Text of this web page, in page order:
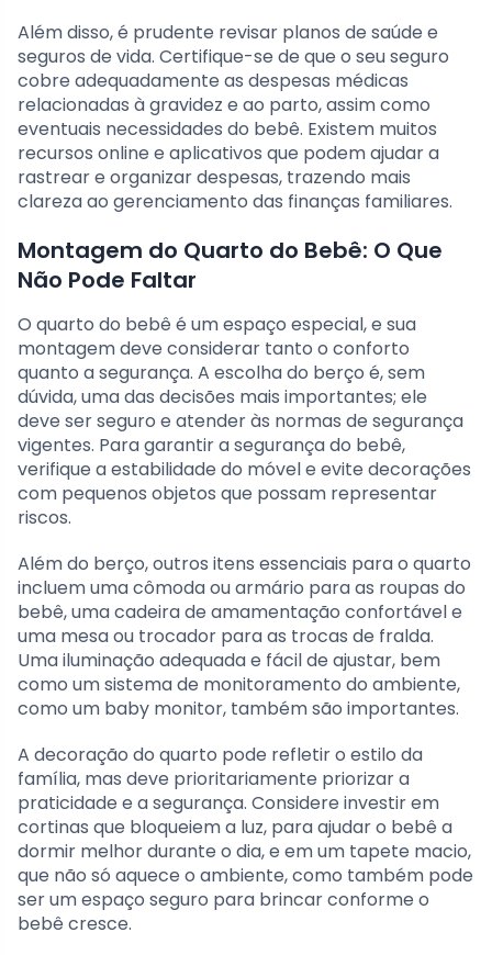
Além disso, é prudente revisar planos de saúde e
seguros de vida. Certifique-se de que o seu seguro
cobre adequadamente as despesas médicas
relacionadas à gravidez e ao parto, assim como
eventuais necessidades do bebê. Existem muitos
recursos online e aplicativos que podem ajudar a
rastrear e organizar despesas, trazendo mais
clareza ao gerenciamento das finanças familiares.
Montagem do Quarto do Bebê: O Que
Não Pode Faltar
O quarto do bebê é um espaço especial, e sua
montagem deve considerar tanto o conforto
quanto a segurança. A escolha do berço é, sem
dúvida, uma das decisões mais importantes; ele
deve ser seguro e atender às normas de segurança
vigentes. Para garantir a segurança do bebê,
verifique a estabilidade do móvel e evite decorações
com pequenos objetos que possam representar
riscos.
Além do berço, outros itens essenciais para o quarto
incluem uma cômoda ou armário para as roupas do
bebê, uma cadeira de amamentação confortável e
uma mesa ou trocador para as trocas de fralda.
Uma iluminação adequada e fácil de ajustar, bem
como um sistema de monitoramento do ambiente,
como um baby monitor, também são importantes.
A decoração do quarto pode refletir o estilo da
família, mas deve prioritariamente priorizar a
praticidade e a segurança. Considere investir em
cortinas que bloqueiem a luz, para ajudar o bebê a
dormir melhor durante o dia, e em um tapete macio,
que não só aquece o ambiente, como também pode
ser um espaço seguro para brincar conforme o
bebê cresce.